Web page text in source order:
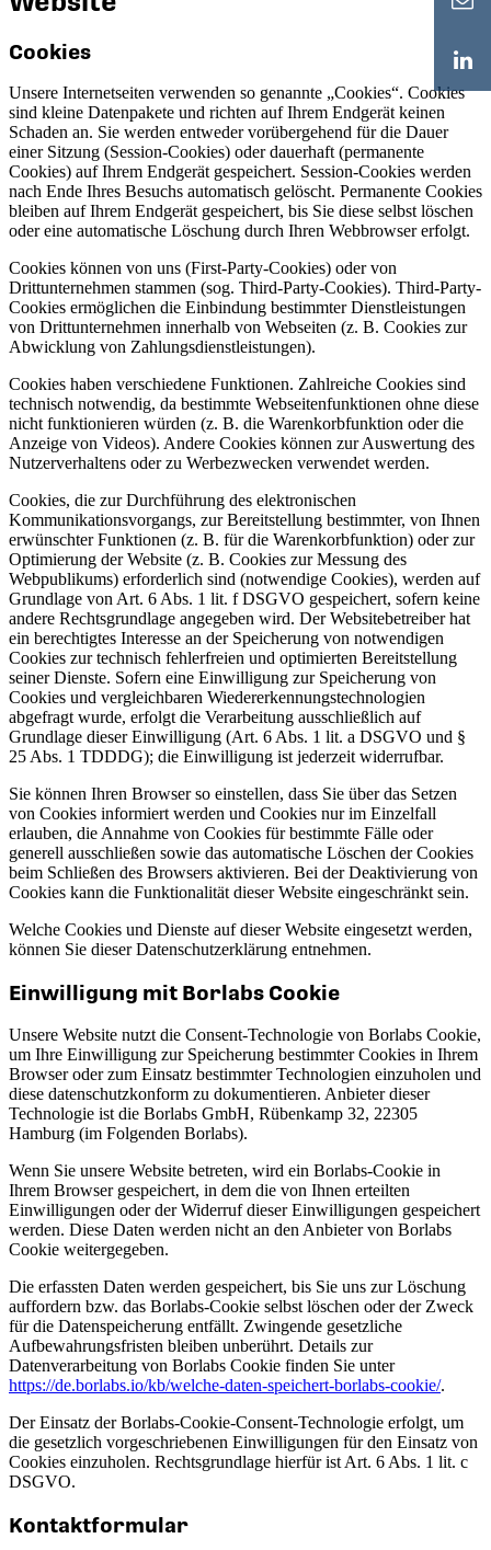
Cookies
Unsere Internetseiten verwenden so genannte „Cookies“. Cookies
sind kleine Datenpakete und richten auf Ihrem Endgerät keinen
Schaden an. Sie werden entweder vorübergehend für die Dauer
einer Sitzung (Session-Cookies) oder dauerhaft (permanente
Cookies) auf Ihrem Endgerät gespeichert. Session-Cookies werden
nach Ende Ihres Besuchs automatisch gelöscht. Permanente Cookies
bleiben auf Ihrem Endgerät gespeichert, bis Sie diese selbst löschen
oder eine automatische Löschung durch Ihren Webbrowser erfolgt.
Cookies können von uns (First-Party-Cookies) oder von
Drittunternehmen stammen (sog. Third-Party-Cookies). Third-Party-
Cookies ermöglichen die Einbindung bestimmter Dienstleistungen
von Drittunternehmen innerhalb von Webseiten (z. B. Cookies zur
Abwicklung von Zahlungsdienstleistungen).
Cookies haben verschiedene Funktionen. Zahlreiche Cookies sind
technisch notwendig, da bestimmte Webseitenfunktionen ohne diese
nicht funktionieren würden (z. B. die Warenkorbfunktion oder die
Anzeige von Videos). Andere Cookies können zur Auswertung des
Nutzerverhaltens oder zu Werbezwecken verwendet werden.
Cookies, die zur Durchführung des elektronischen
Kommunikationsvorgangs, zur Bereitstellung bestimmter, von Ihnen
erwünschter Funktionen (z. B. für die Warenkorbfunktion) oder zur
Optimierung der Website (z. B. Cookies zur Messung des
Webpublikums) erforderlich sind (notwendige Cookies), werden auf
Grundlage von Art. 6 Abs. 1 lit. f DSGVO gespeichert, sofern keine
andere Rechtsgrundlage angegeben wird. Der Websitebetreiber hat
ein berechtigtes Interesse an der Speicherung von notwendigen
Cookies zur technisch fehlerfreien und optimierten Bereitstellung
seiner Dienste. Sofern eine Einwilligung zur Speicherung von
Cookies und vergleichbaren Wiedererkennungstechnologien
abgefragt wurde, erfolgt die Verarbeitung ausschließlich auf
Grundlage dieser Einwilligung (Art. 6 Abs. 1 lit. a DSGVO und §
25 Abs. 1 TDDDG); die Einwilligung ist jederzeit widerrufbar.
Sie können Ihren Browser so einstellen, dass Sie über das Setzen
von Cookies informiert werden und Cookies nur im Einzelfall
erlauben, die Annahme von Cookies für bestimmte Fälle oder
generell ausschließen sowie das automatische Löschen der Cookies
beim Schließen des Browsers aktivieren. Bei der Deaktivierung von
Cookies kann die Funktionalität dieser Website eingeschränkt sein.
Welche Cookies und Dienste auf dieser Website eingesetzt werden,
können Sie dieser Datenschutzerklärung entnehmen.
Einwilligung mit Borlabs Cookie
Unsere Website nutzt die Consent-Technologie von Borlabs Cookie,
um Ihre Einwilligung zur Speicherung bestimmter Cookies in Ihrem
Browser oder zum Einsatz bestimmter Technologien einzuholen und
diese datenschutzkonform zu dokumentieren. Anbieter dieser
Technologie ist die Borlabs GmbH, Rübenkamp 32, 22305
Hamburg (im Folgenden Borlabs).
Wenn Sie unsere Website betreten, wird ein Borlabs-Cookie in
Ihrem Browser gespeichert, in dem die von Ihnen erteilten
Einwilligungen oder der Widerruf dieser Einwilligungen gespeichert
werden. Diese Daten werden nicht an den Anbieter von Borlabs
Cookie weitergegeben.
Die erfassten Daten werden gespeichert, bis Sie uns zur Löschung
auffordern bzw. das Borlabs-Cookie selbst löschen oder der Zweck
für die Datenspeicherung entfällt. Zwingende gesetzliche
Aufbewahrungsfristen bleiben unberührt. Details zur
Datenverarbeitung von Borlabs Cookie finden Sie unter
https://de.borlabs.io/kb/welche-daten-speichert-borlabs-cookie/.
Der Einsatz der Borlabs-Cookie-Consent-Technologie erfolgt, um
die gesetzlich vorgeschriebenen Einwilligungen für den Einsatz von
Cookies einzuholen. Rechtsgrundlage hierfür ist Art. 6 Abs. 1 lit. c
DSGVO.
Kontaktformular